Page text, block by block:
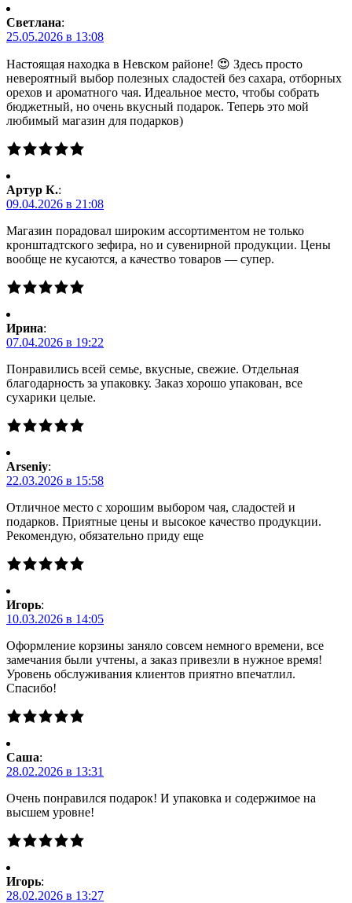
Светлана:
25.05.2026 в 13:08
Настоящая находка в Невском районе! 😍 Здесь просто
невероятный выбор полезных сладостей без сахара, отборных
орехов и ароматного чая. Идеальное место, чтобы собрать
бюджетный, но очень вкусный подарок. Теперь это мой
любимый магазин для подарков)
Артур К.:
09.04.2026 в 21:08
Магазин порадовал широким ассортиментом не только
кронштадтского зефира, но и сувенирной продукции. Цены
вообще не кусаются, а качество товаров — супер.
Ирина:
07.04.2026 в 19:22
Понравились всей семье, вкусные, свежие. Отдельная
благодарность за упаковку. Заказ хорошо упакован, все
сухарики целые.
Arseniy:
22.03.2026 в 15:58
Отличное место с хорошим выбором чая, сладостей и
подарков. Приятные цены и высокое качество продукции.
Рекомендую, обязательно приду еще
Игорь:
10.03.2026 в 14:05
Оформление корзины заняло совсем немного времени, все
замечания были учтены, а заказ привезли в нужное время!
Уровень обслуживания клиентов приятно впечатлил.
Спасибо!
Саша:
28.02.2026 в 13:31
Очень понравился подарок! И упаковка и содержимое на
высшем уровне!
Игорь:
28.02.2026 в 13:27